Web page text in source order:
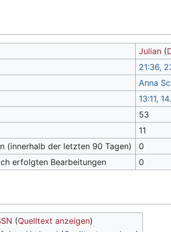
Julian (
21:36,
Anna
13:11,
53
11
(innerhalb der letzten 90 Tagen)
0
erfolgten Bearbeitungen
0
(Quelltext anzeigen)